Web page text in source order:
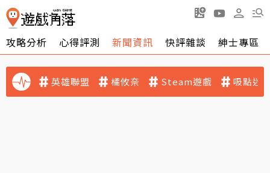
攻略分析 心得評測 新聞資訊 快評雜談 紳士專區
英雄聯盟 橘攸奈 Steam遊戲 吸點迷